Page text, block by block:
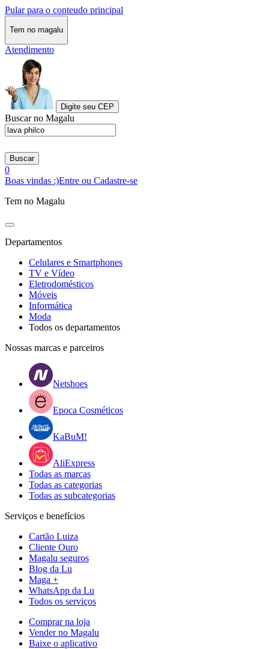
Pular para o conteudo principal
Tem no magalu
Atendimento
Digite seu CEP
Buscar no Magalu
Buscar
0
Boas vindas :)Entre ou Cadastre-se
Tem no Magalu
Departamentos
Celulares e Smartphones
TV e Vídeo
Eletrodomésticos
Móveis
Informática
Moda
Todos os departamentos
Nossas marcas e parceiros
Netshoes
Epoca Cosméticos
KaBuM!
AliExpress
Todas as marcas
Todas as categorias
Todas as subcategorias
Serviços e benefícios
Cartão Luiza
Cliente Ouro
Magalu seguros
Blog da Lu
Maga +
WhatsApp da Lu
Todos os serviços
Comprar na loja
Vender no Magalu
Baixe o aplicativo